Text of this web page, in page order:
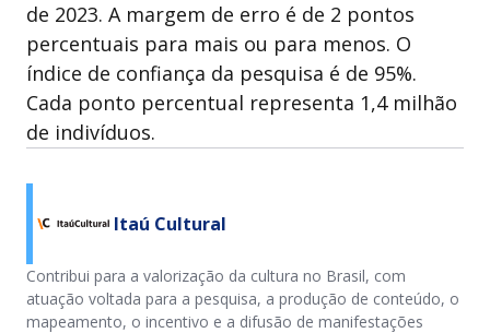
de 2023. A margem de erro é de 2 pontos
percentuais para mais ou para menos. O
índice de confiança da pesquisa é de 95%.
Cada ponto percentual representa 1,4 milhão
de indivíduos.
Itaú Cultural
Contribui para a valorização da cultura no Brasil, com
atuação voltada para a pesquisa, a produção de conteúdo, o
mapeamento, o incentivo e a difusão de manifestações